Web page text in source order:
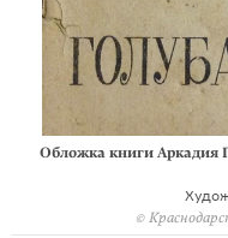
Обложка книги Аркадия
©